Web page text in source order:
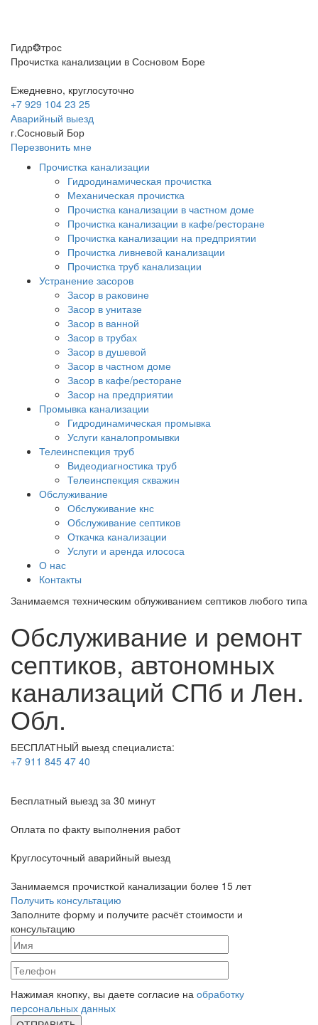
Гидр❂трос
Прочистка канализации в Сосновом Боре
Ежедневно, круглосуточно
+7 929 104 23 25
Аварийный выезд
г.Сосновый Бор
Перезвонить мне
Прочистка канализации
Гидродинамическая прочистка
Механическая прочистка
Прочистка канализации в частном доме
Прочистка канализации в кафе/ресторане
Прочистка канализации на предприятии
Прочистка ливневой канализации
Прочистка труб канализации
Устранение засоров
Засор в раковине
Засор в унитазе
Засор в ванной
Засор в трубах
Засор в душевой
Засор в частном доме
Засор в кафе/ресторане
Засор на предприятии
Промывка канализации
Гидродинамическая промывка
Услуги каналопромывки
Телеинспекция труб
Видеодиагностика труб
Телеинспекция скважин
Обслуживание
Обслуживание кнс
Обслуживание септиков
Откачка канализации
Услуги и аренда илососа
О нас
Контакты
Занимаемся техническим облуживанием септиков любого типа
Обслуживание и ремонт
септиков, автономных
канализаций СПб и Лен.
Обл.
БЕСПЛАТНЫЙ выезд специалиста:
+7 911 845 47 40
Бесплатный выезд за 30 минут
Оплата по факту выполнения работ
Круглосуточный аварийный выезд
Занимаемся прочисткой канализации более 15 лет
Получить консультацию
Заполните форму и получите расчёт стоимости и
консультацию
Нажимая кнопку, вы даете согласие на обработку
персональных данных